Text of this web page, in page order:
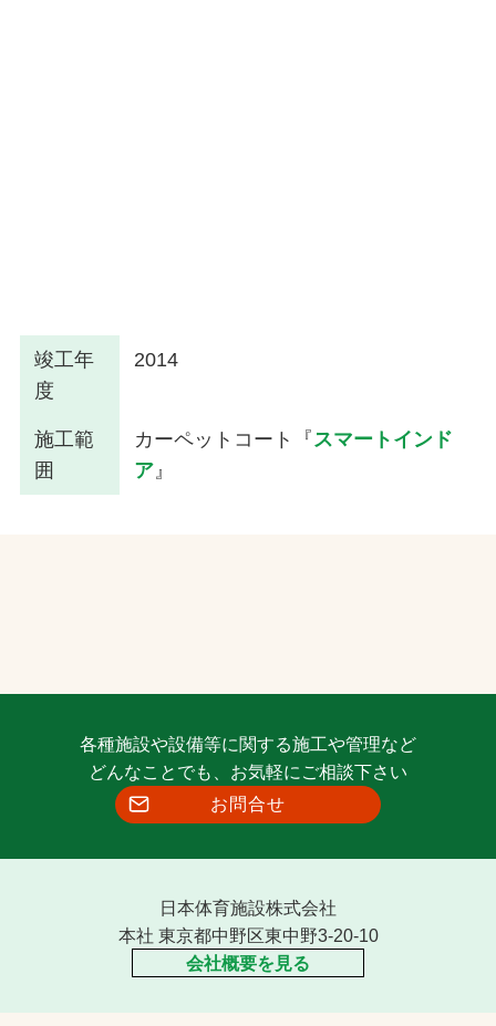
竣工年
度
2014
施工範
囲
カーペットコート『 スマートインド
ア 』
各種施設や設備等に関する施工や管理など
どんなことでも、お気軽にご相談下さい
お問合せ
日本体育施設株式会社
本社 東京都中野区東中野3-20-10
会社概要を見る